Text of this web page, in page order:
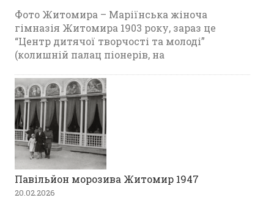
Фото Житомира – Маріїнська жіноча
гімназія Житомира 1903 року, зараз це
“Центр дитячої творчості та молоді”
(колишній палац піонерів, на
Павільйон морозива Житомир 1947
20.02.2026